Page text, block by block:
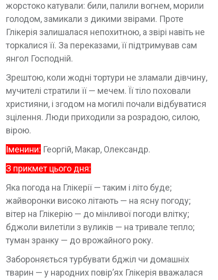
жорстоко катували: били, палили вогнем, морили
голодом, замикали з дикими звірами. Проте
Глікерія залишалася непохитною, а звірі навіть не
торкалися її. За переказами, її підтримував сам
янгол Господній.
Зрештою, коли жодні тортури не зламали дівчину,
мучителі стратили її — мечем. Її тіло поховали
християни, і згодом на могилі почали відбуватися
зцілення. Люди приходили за розрадою, силою,
вірою.
Іменини: Георгій, Макар, Олександр.
З прикмет цього дня:
Яка погода на Глікерії — таким і літо буде;
жайворонки високо літають — на ясну погоду;
вітер на Глікерію — до мінливої погоди влітку;
бджоли вилетіли з вуликів — на тривале тепло;
туман зранку — до врожайного року.
Забороняється турбувати бджіл чи домашніх
тварин — у народних повір’ях Глікерія вважалася